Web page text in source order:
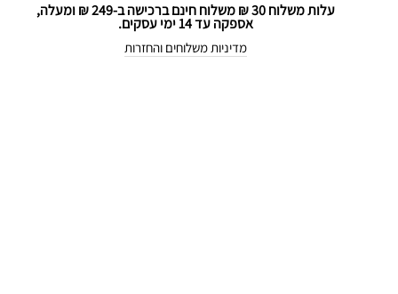
עלות משלוח 30 ₪ משלוח חינם ברכישה ב-249 ₪ ומעלה,
אספקה עד 14 ימי עסקים.
מדיניות משלוחים והחזרות